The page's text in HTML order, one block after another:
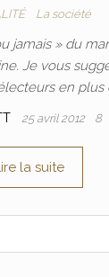
La société
jamais » du
Je vous
en plus
25 avril 2012 8
la suite